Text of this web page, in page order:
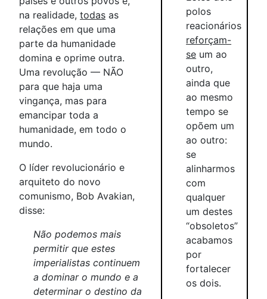
polos
reacionários
reforçam-
se um ao
outro,
ainda que
ao mesmo
tempo se
opõem um
ao outro:
se
alinharmos
com
qualquer
um destes
“obsoletos”
acabamos
por
fortalecer
os dois.
na realidade, todas as
relações em que uma
parte da humanidade
domina e oprime outra.
Uma revolução — NÃO
para que haja uma
vingança, mas para
emancipar toda a
humanidade, em todo o
mundo.
O líder revolucionário e
arquiteto do novo
comunismo, Bob Avakian,
disse:
Não podemos mais
permitir que estes
imperialistas continuem
a dominar o mundo e a
determinar o destino da